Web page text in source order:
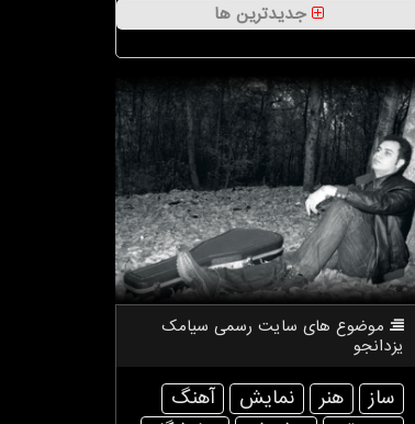
جدیدترین ها
موضوع های سایت رسمی سیامك
یزدانجو
ساز هنر نمایش
آهنگ